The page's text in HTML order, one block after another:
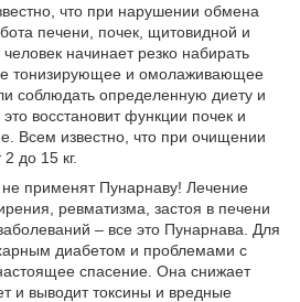
что при нарушении обмена
печени, почек, щитовидной и
начинает резко набирать
тонизирующее и омолаживающее
соблюдать определенную диету и
восстановит функции почек и
Всем известно, что при очищении
до 15 кг.
не применят Пунарнаву! Лечение
ревматизма, застоя в печени
– все это Пунарнава. Для
диабетом и проблемами с
спасение. Она снижает
и выводит токсины и вредные